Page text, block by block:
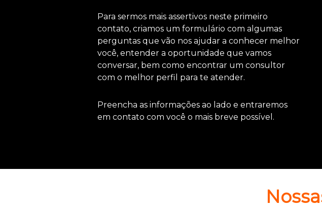
Para sermos mais assertivos neste primeiro
contato, criamos um formulário com algumas
perguntas que vão nos ajudar a conhecer melhor
você, entender a oportunidade que vamos
conversar, bem como encontrar um consultor
com o melhor perfil para te atender.
Preencha as informações ao lado e entraremos
em contato com você o mais breve possível.